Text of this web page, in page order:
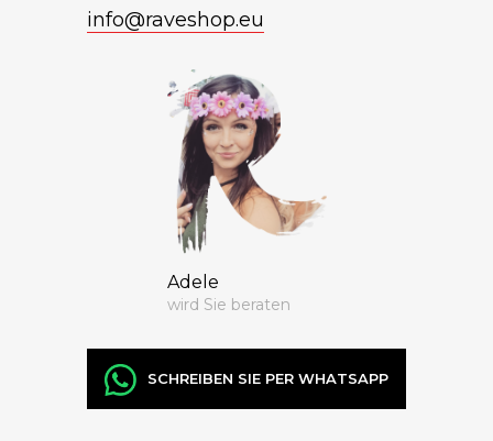
info@raveshop.eu
Adele
wird Sie beraten
SCHREIBEN SIE PER WHATSAPP